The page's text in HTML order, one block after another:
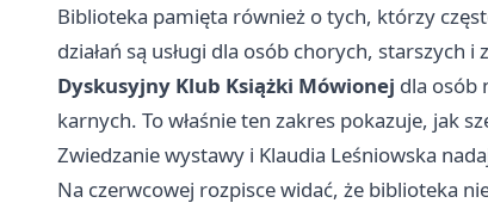
Biblioteka pamięta również o tych, którzy
działań są usługi dla osób chorych, starszych
Dyskusyjny Klub Książki Mówionej dla osób
karnych. To właśnie ten zakres pokazuje, jak
Zwiedzanie wystawy i Klaudia Leśniowska
Na czerwcowej rozpisce widać, że biblioteka